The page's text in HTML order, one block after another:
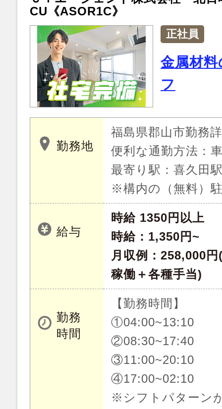
CU《ASOR1C》
正社員
金属材
フ
勤務地
福島県郡山市勤務
便利な通勤方法：
最寄り駅：喜久田
※構内の（無料）
給与
時給 1350円以上
時給：1,350円~
月収例：258,000
稼働＋各種手当)
勤務
時間
【勤務時間】
①04:00~13:10
②08:30~17:40
③11:00~20:10
④17:00~02:10
※シフトパターン